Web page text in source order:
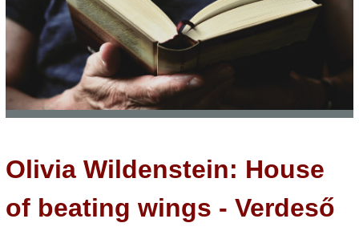
Olivia Wildenstein: House
of beating wings - Verdeső